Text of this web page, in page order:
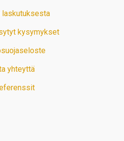
laskutuksesta
kysymykset
yhteyttä